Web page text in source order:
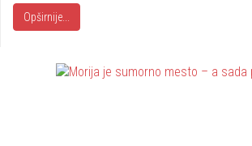
Opširnije...